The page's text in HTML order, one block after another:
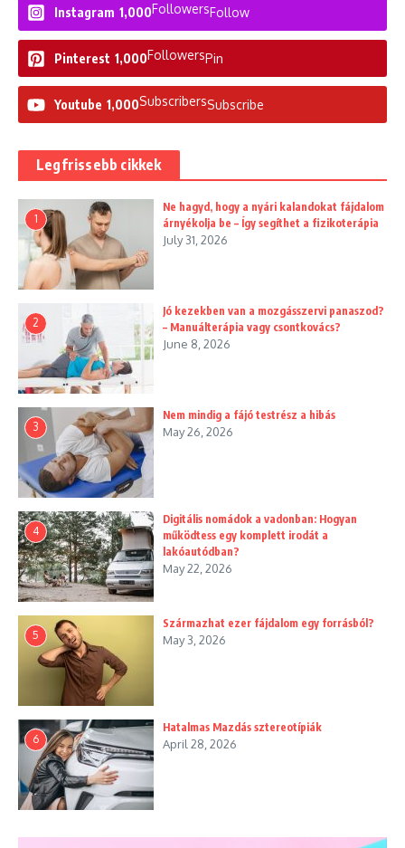
Instagram 1,000FollowersFollow
Pinterest 1,000FollowersPin
Youtube 1,000SubscribersSubscribe
Legfrissebb cikkek
1
Ne hagyd, hogy a nyári kalandokat fájdalom
árnyékolja be – Így segíthet a fizikoterápia
July 31, 2026
2
Jó kezekben van a mozgásszervi panaszod?
– Manuálterápia vagy csontkovács?
June 8, 2026
3
Nem mindig a fájó testrész a hibás
May 26, 2026
4
Digitális nomádok a vadonban: Hogyan
működtess egy komplett irodát a
lakóautódban?
May 22, 2026
5
Származhat ezer fájdalom egy forrásból?
May 3, 2026
6
Hatalmas Mazdás sztereotípiák
April 28, 2026